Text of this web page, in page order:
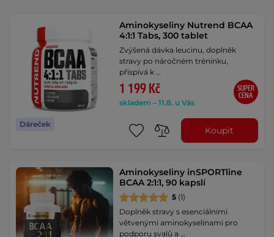
Dáreček
Aminokyseliny Nutrend BCAA
4:1:1 Tabs, 300 tablet
Zvýšená dávka leucinu, doplněk
stravy po náročném tréninku,
přispívá k …
1 199 Kč
skladem – 11.8. u Vás
SUPER
CENA
Koupit
Aminokyseliny inSPORTline
BCAA 2:1:1, 90 kapslí
5 (1)
Doplněk stravy s esenciálními
větvenými aminokyselinami pro
podporu svalů a …